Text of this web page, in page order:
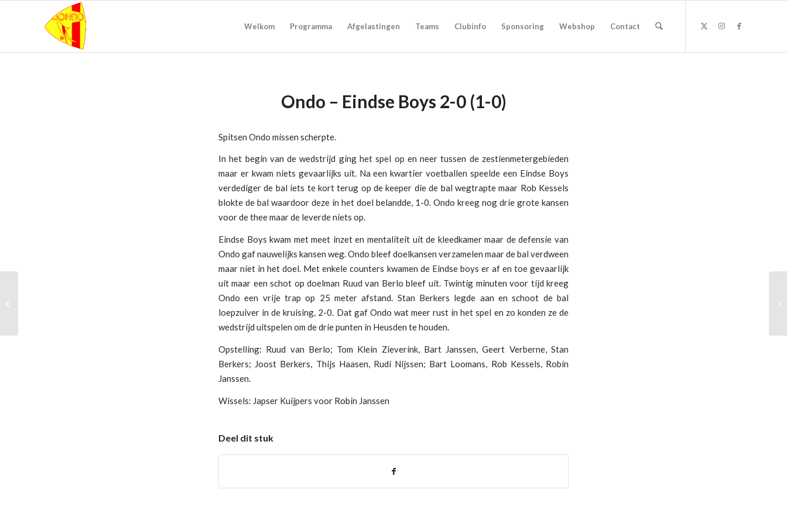
Welkom Programma Afgelastingen Teams Clubinfo Sponsoring Webshop Contact
Ondo – Eindse Boys 2-0 (1-0)
Spitsen Ondo missen scherpte.
In het begin van de wedstrijd ging het spel op en neer tussen de zestienmetergebieden
maar er kwam niets gevaarlijks uit. Na een kwartier voetballen speelde een Eindse Boys
verdediger de bal iets te kort terug op de keeper die de bal wegtrapte maar Rob Kessels
blokte de bal waardoor deze in het doel belandde, 1-0. Ondo kreeg nog drie grote kansen
voor de thee maar de leverde niets op.
Eindse Boys kwam met meet inzet en mentaliteit uit de kleedkamer maar de defensie van
Ondo gaf nauwelijks kansen weg. Ondo bleef doelkansen verzamelen maar de bal verdween
maar niet in het doel. Met enkele counters kwamen de Eindse boys er af en toe gevaarlijk
uit maar een schot op doelman Ruud van Berlo bleef uit. Twintig minuten voor tijd kreeg
Ondo een vrije trap op 25 meter afstand. Stan Berkers legde aan en schoot de bal
loepzuiver in de kruising, 2-0. Dat gaf Ondo wat meer rust in het spel en zo konden ze de
wedstrijd uitspelen om de drie punten in Heusden te houden.
Opstelling: Ruud van Berlo; Tom Klein Zieverink, Bart Janssen, Geert Verberne, Stan
Berkers; Joost Berkers, Thijs Haasen, Rudi Nijssen; Bart Loomans, Rob Kessels, Robin
Janssen.
Wissels: Japser Kuijpers voor Robin Janssen
Deel dit stuk